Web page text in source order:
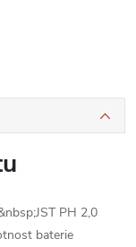
PH 2,0
baterie